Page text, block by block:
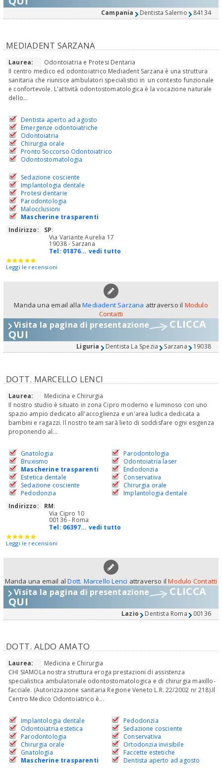
Campania Dentista Salerno 84134
MEDIADENT SARZANA
Laurea:
Odontoiatria e Protesi Dentaria
Il centro medico ed odontoiatrico Mediadent Sarzana è una struttura
sanitaria che riunisce ambulatori specialistici in un contesto funzionale
e confortevole. L'attività odontostomatologica è la vocazione naturale
dello...
Dentista aperto ad agosto
Emergenze odontoiatriche
Odontoiatria
Chirurgia orale
Pronto Soccorso Odontoiatrico
Odontostomatologia
Sedazione cosciente
Implantologia dentale
Protesi dentarie
Parodontologia
Malocclusioni
Mascherine trasparenti
Indirizzo:
SP:
Via Variante Aurelia 17
19038 - Sarzana
Tel: 01876... vedi tutto
Leggi le recensioni
Manda una email allaMediadent Sarzana attraverso il Modulo
Contatti
Visita la pagina di presentazione CLICCA
QUI
Liguria Dentista La Spezia Sarzana 19038
DOTT. MARCELLO LENCI
Laurea:
Medicina e Chirurgia
Il nostro studio è situato in zona Cipro moderno e luminoso con uno
spazio ampio dedicato all'accoglienza e un'area ludica dedicata a
bambini e ragazzi. Il nostro team sarà lieto di soddisfare ogni esigenza
proponendo al...
Gnatologia
Bruxismo
Mascherine trasparenti
Estetica dentale
Sedazione cosciente
Pedodonzia
Parodontologia
Odontoiatria laser
Endodonzia
Conservativa
Chirurgia orale
Implantologia dentale
Indirizzo:
RM:
Via Cipro 10
00136 - Roma
Tel: 06397... vedi tutto
Leggi le recensioni
Manda una email alDott. Marcello Lenci attraverso ilModulo Contatti
Visita la pagina di presentazione CLICCA
QUI
Lazio Dentista Roma 00136
DOTT. ALDO AMATO
Laurea:
Medicina e Chirurgia
CHI SIAMOLa nostra struttura eroga prestazioni di assistenza
specialistica ambulatoriale odontostomatologica e di chirurgia maxillo-
facciale. (Autorizzazione sanitaria Regione Veneto L.R. 22/2002 nr 218).Il
Centro Medico Odontoiatrico è...
Implantologia dentale
Odontoiatria estetica
Parodontologia
Chirurgia orale
Gnatologia
Mascherine trasparenti
Pedodonzia
Sedazione cosciente
Conservativa
Ortodonzia invisibile
Faccette estetiche
Dentista aperto ad agosto